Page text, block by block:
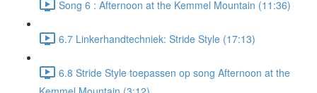
Song 6 : Afternoon at the Kemmel Mountain (11:36)
6.7 Linkerhandtechniek: Stride Style (17:13)
6.8 Stride Style toepassen op song Afternoon at the